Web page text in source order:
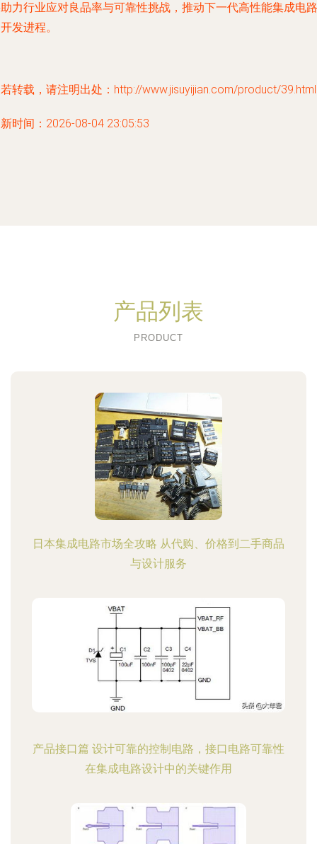
力行业应对良品率与可靠性挑战，推动下一代高性能集成电路
发进程。
转载，请注明出处：http://www.jisuyijian.com/product/39.html
时间：2026-08-04 23:05:53
产品列表
PRODUCT
日本集成电路市场全攻略 从代购、价格到二手商品
与设计服务
产品接口篇 设计可靠的控制电路，接口电路可靠性
在集成电路设计中的关键作用